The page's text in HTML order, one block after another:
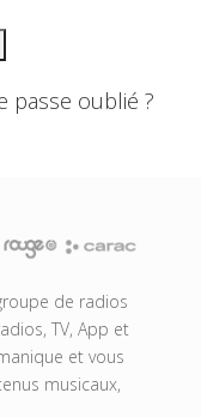
passe oublié ?
de radios
TV, App et
et vous
musicaux,